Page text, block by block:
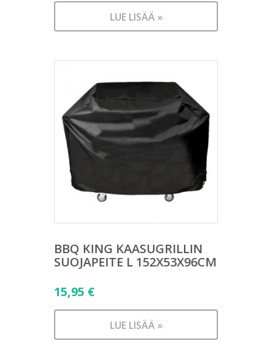
LUE LISÄÄ »
BBQ KING KAASUGRILLIN
SUOJAPEITE L 152X53X96CM
15,95 €
LUE LISÄÄ »